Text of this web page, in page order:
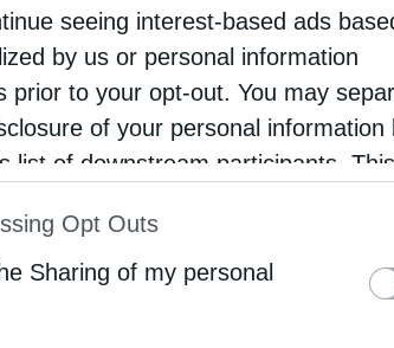
seeing interest-based ads
by us or personal information
prior to your opt-out. You may
of your personal information
list of downstream participants. This
Participantsthat may further
Opt Outs
Sharing of my personal